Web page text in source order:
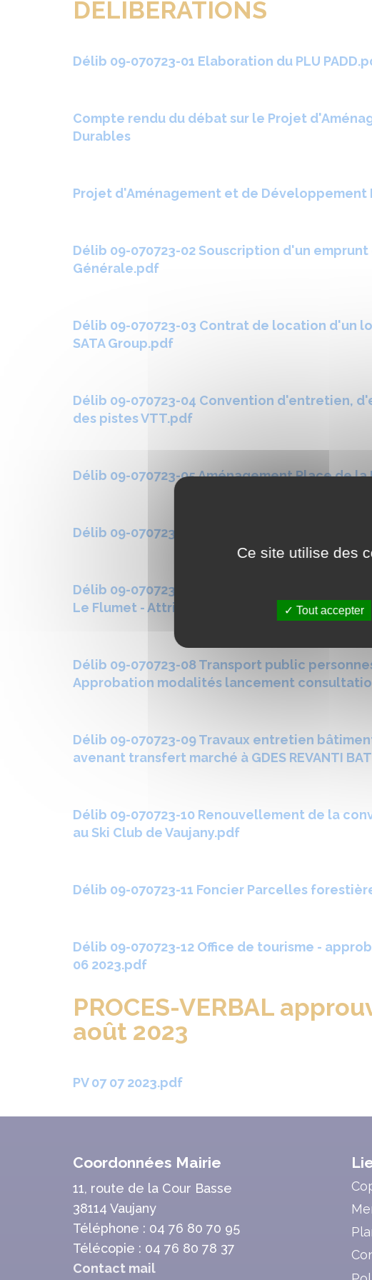
DELIBERATIONS
Délib 09-070723-01 Elaboration du PLU
Compte rendu du débat sur le Projet
Durables
Projet d'Aménagement et de Développement
Délib 09-070723-02 Souscription d'un
Générale.pdf
Délib 09-070723-03 Contrat de location d'un
SATA Group.pdf
Délib 09-070723-04 Convention d'entretien,
des pistes VTT.pdf
Délib 09-070723-05 Aménagement Place de
Délib 09-070723-06 Aménagement place Fare
Délib 09-070723-07 Travaux rénovation
Le Flumet - Attribution marchés lots 4,6,14 et
Délib 09-070723-08 Transport public
Approbation modalités lancement
Délib 09-070723-09 Travaux entretien
avenant transfert marché à GDES REVANTI
Délib 09-070723-10 Renouvellement de la
au Ski Club de Vaujany.pdf
Délib 09-070723-11 Foncier Parcelles
Délib 09-070723-12 Office de tourisme -
06 2023.pdf
PROCES-VERBAL
août 2023
PV 07 07 2023.pdf
Coordonnées Mairie
11, route de la Cour Basse
38114 Vaujany
Téléphone : 04 76 80 70 95
Télécopie : 04 76 80 78 37
Contact mail
Ce site utilise des
Tout accepter